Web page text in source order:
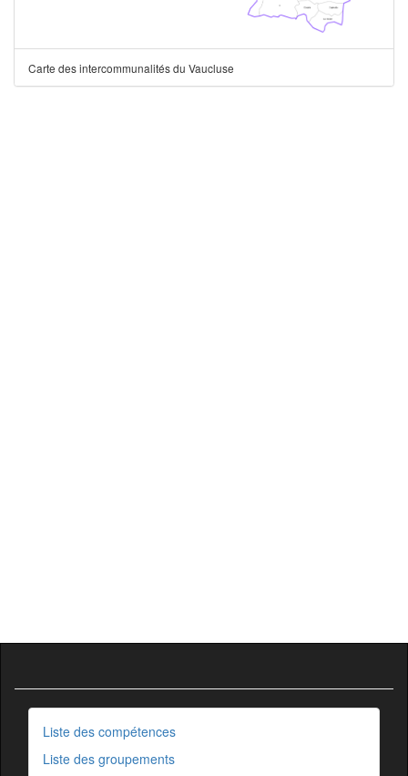
Carte des intercommunalités du Vaucluse
Liste des compétences
Liste des groupements